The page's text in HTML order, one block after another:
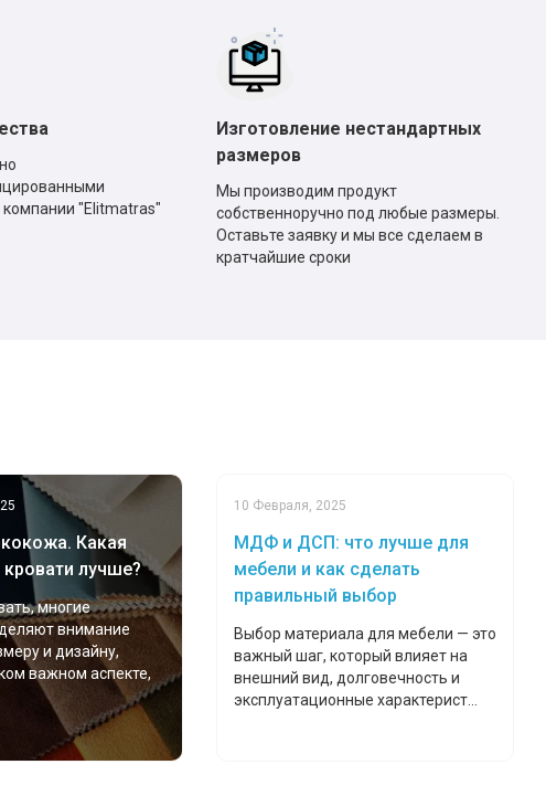
"Elitmatras"
Изготовление нестандартных
размеров
Мы производим продукт
собственноручно под любые размеры.
Оставьте заявку и мы все сделаем в
кратчайшие сроки
Какая
лучше?
многие
внимание
и дизайну,
важном аспекте,
10 Февраля, 2025
МДФ и ДСП: что лучше для
мебели и как сделать
правильный выбор
Выбор материала для мебели — это
важный шаг, который влияет на
внешний вид, долговечность и
эксплуатационные характерист...